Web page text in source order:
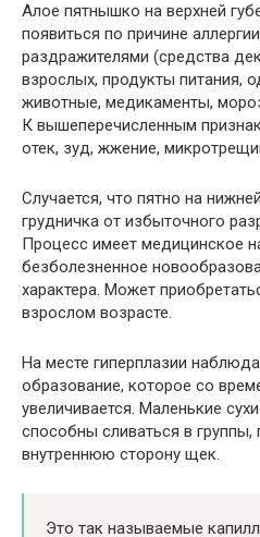
Алое пятнышко на верхней
появиться по причине
раздражителями (средства
взрослых, продукты питания,
животные, медикаменты,
К вышеперечисленным
отек, зуд, жжение,
Случается, что пятно на
грудничка от избыточного
Процесс имеет медицинское
безболезненное
характера. Может
взрослом возрасте.
На месте гиперплазии
образование, которое со
увеличивается. Маленькие
способны сливаться в группы,
внутреннюю сторону щек.
Это так называемые